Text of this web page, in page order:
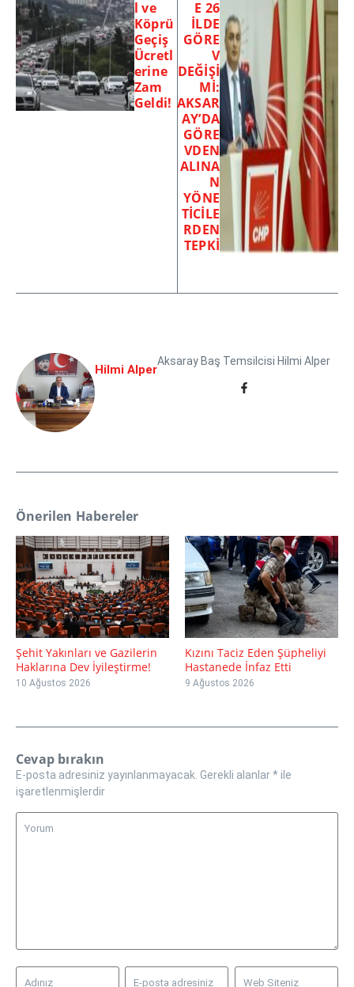
l ve
Köprü
Geçiş
Ücretl
erine
Zam
Geldi!
E 26
İLDE
GÖRE
V
DEĞİŞİ
Mİ:
AKSAR
AY’DA
GÖRE
VDEN
ALINA
N
YÖNE
TİCİLE
RDEN
TEPKİ
Hilmi Alper
Aksaray Baş Temsilcisi Hilmi Alper
Önerilen Habereler
Şehit Yakınları ve Gazilerin
Haklarına Dev İyileştirme!
10 Ağustos 2026
Kızını Taciz Eden Şüpheliyi
Hastanede İnfaz Etti
9 Ağustos 2026
Cevap bırakın
E-posta adresiniz yayınlanmayacak. Gerekli alanlar*ile
işaretlenmişlerdir